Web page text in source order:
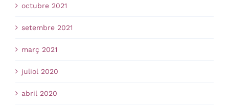
octubre 2021
setembre 2021
març 2021
juliol 2020
abril 2020